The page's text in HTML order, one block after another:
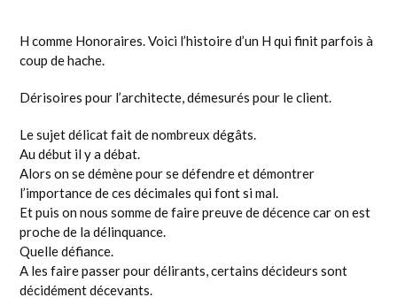
H comme Honoraires. Voici l’histoire d’un H qui finit parfois à
coup de hache.
Dérisoires pour l’architecte, démesurés pour le client.
Le sujet délicat fait de nombreux dégâts.
Au début il y a débat.
Alors on se démène pour se défendre et démontrer
l’importance de ces décimales qui font si mal.
Et puis on nous somme de faire preuve de décence car on est
proche de la délinquance.
Quelle défiance.
A les faire passer pour délirants, certains décideurs sont
décidément décevants.